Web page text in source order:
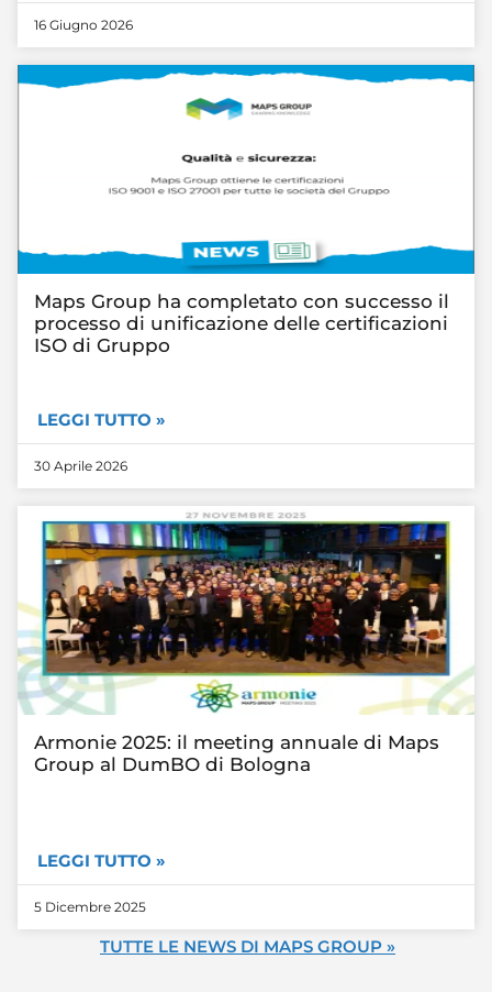
16 Giugno 2026
Maps Group ha completato con successo il
processo di unificazione delle certificazioni
ISO di Gruppo
LEGGI TUTTO »
30 Aprile 2026
Armonie 2025: il meeting annuale di Maps
Group al DumBO di Bologna
LEGGI TUTTO »
5 Dicembre 2025
TUTTE LE NEWS DI MAPS GROUP »